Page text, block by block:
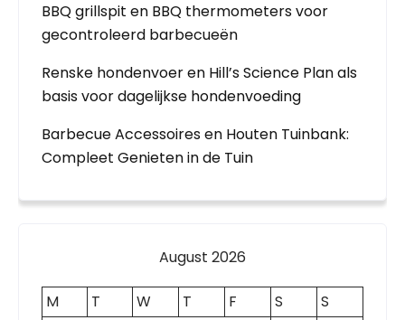
BBQ grillspit en BBQ thermometers voor
gecontroleerd barbecueën
Renske hondenvoer en Hill’s Science Plan als
basis voor dagelijkse hondenvoeding
Barbecue Accessoires en Houten Tuinbank:
Compleet Genieten in de Tuin
August 2026
M T W T F S
S